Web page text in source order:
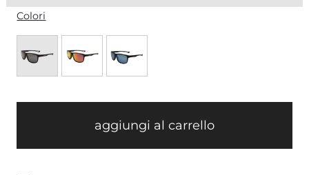
Colori
aggiungi al carrello